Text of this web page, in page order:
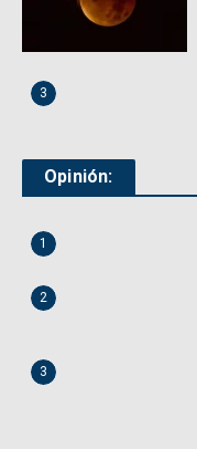
3
Opinión:
1
2
3